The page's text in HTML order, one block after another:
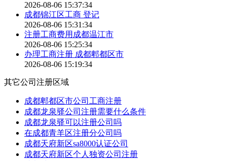
2026-08-06 15:37:34
成都锦江区工商 登记
2026-08-06 15:31:34
注册工商费用成都温江市
2026-08-06 15:25:34
办理工商注册 成都郫都区市
2026-08-06 15:19:34
其它公司注册区域
成都郫都区市公司工商注册
成都龙泉驿公司注册需要什么条件
成都龙泉驿可以注册公司吗
在成都青羊区注册分公司吗
成都天府新区sa8000认证公司
成都天府新区个人独资公司注册